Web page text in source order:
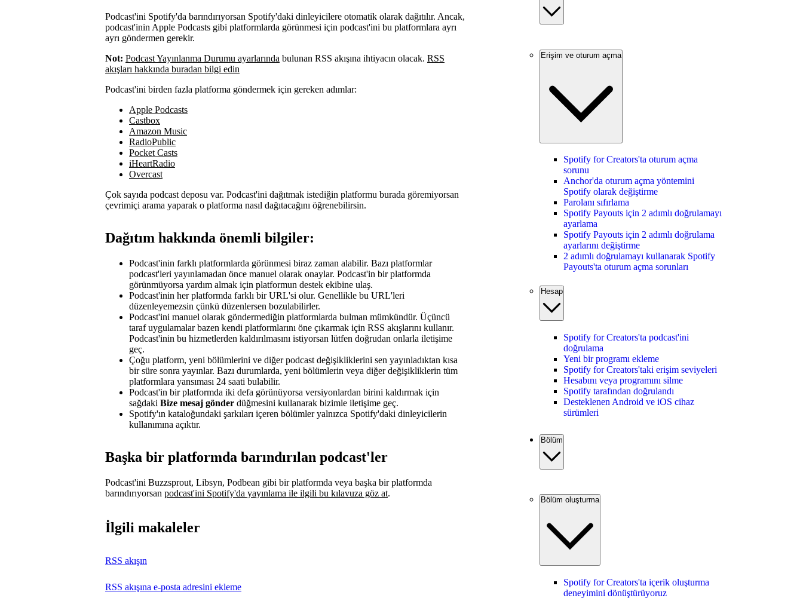
Podcast'ini Spotify'da barındırıyorsan Spotify'daki dinleyicilere otomatik olarak dağıtılır. Ancak,
podcast'inin Apple Podcasts gibi platformlarda görünmesi için podcast'ini bu platformlara ayrı
ayrı göndermen gerekir.
Not: Podcast Yayınlanma Durumu ayarlarında bulunan RSS akışına ihtiyacın olacak. RSS
akışları hakkında buradan bilgi edin
Podcast'ini birden fazla platforma göndermek için gereken adımlar:
Apple Podcasts
Castbox
Amazon Music
RadioPublic
Pocket Casts
iHeartRadio
Overcast
Çok sayıda podcast deposu var. Podcast'ini dağıtmak istediğin platformu burada göremiyorsan
çevrimiçi arama yaparak o platforma nasıl dağıtacağını öğrenebilirsin.
Dağıtım hakkında önemli bilgiler:
Podcast'inin farklı platformlarda görünmesi biraz zaman alabilir. Bazı platformlar
podcast'leri yayınlamadan önce manuel olarak onaylar. Podcast'in bir platformda
görünmüyorsa yardım almak için platformun destek ekibine ulaş.
Podcast'inin her platformda farklı bir URL'si olur. Genellikle bu URL'leri
düzenleyemezsin çünkü düzenlersen bozulabilirler.
Podcast'ini manuel olarak göndermediğin platformlarda bulman mümkündür. Üçüncü
taraf uygulamalar bazen kendi platformlarını öne çıkarmak için RSS akışlarını kullanır.
Podcast'inin bu hizmetlerden kaldırılmasını istiyorsan lütfen doğrudan onlarla iletişime
geç.
Çoğu platform, yeni bölümlerini ve diğer podcast değişikliklerini sen yayınladıktan kısa
bir süre sonra yayınlar. Bazı durumlarda, yeni bölümlerin veya diğer değişikliklerin tüm
platformlara yansıması 24 saati bulabilir.
Podcast'in bir platformda iki defa görünüyorsa versiyonlardan birini kaldırmak için
sağdaki Bize mesaj gönder düğmesini kullanarak bizimle iletişime geç.
Spotify'ın kataloğundaki şarkıları içeren bölümler yalnızca Spotify'daki dinleyicilerin
kullanımına açıktır.
Başka bir platformda barındırılan podcast'ler
Podcast'ini Buzzsprout, Libsyn, Podbean gibi bir platformda veya başka bir platformda
barındırıyorsan podcast'ini Spotify'da yayınlama ile ilgili bu kılavuza göz at.
İlgili makaleler
RSS akışın
RSS akışına e-posta adresini ekleme
Erişim ve oturum açma
Spotify for Creators'ta oturum açma
sorunu
Anchor'da oturum açma yöntemini
Spotify olarak değiştirme
Parolanı sıfırlama
Spotify Payouts için 2 adımlı doğrulamayı
ayarlama
Spotify Payouts için 2 adımlı doğrulama
ayarlarını değiştirme
2 adımlı doğrulamayı kullanarak Spotify
Payouts'ta oturum açma sorunları
Hesap
Spotify for Creators'ta podcast'ini
doğrulama
Yeni bir programı ekleme
Spotify for Creators'taki erişim seviyeleri
Hesabını veya programını silme
Spotify tarafından doğrulandı
Desteklenen Android ve iOS cihaz
sürümleri
Bölüm
Bölüm oluşturma
Spotify for Creators'ta içerik oluşturma
deneyimini dönüştürüyoruz